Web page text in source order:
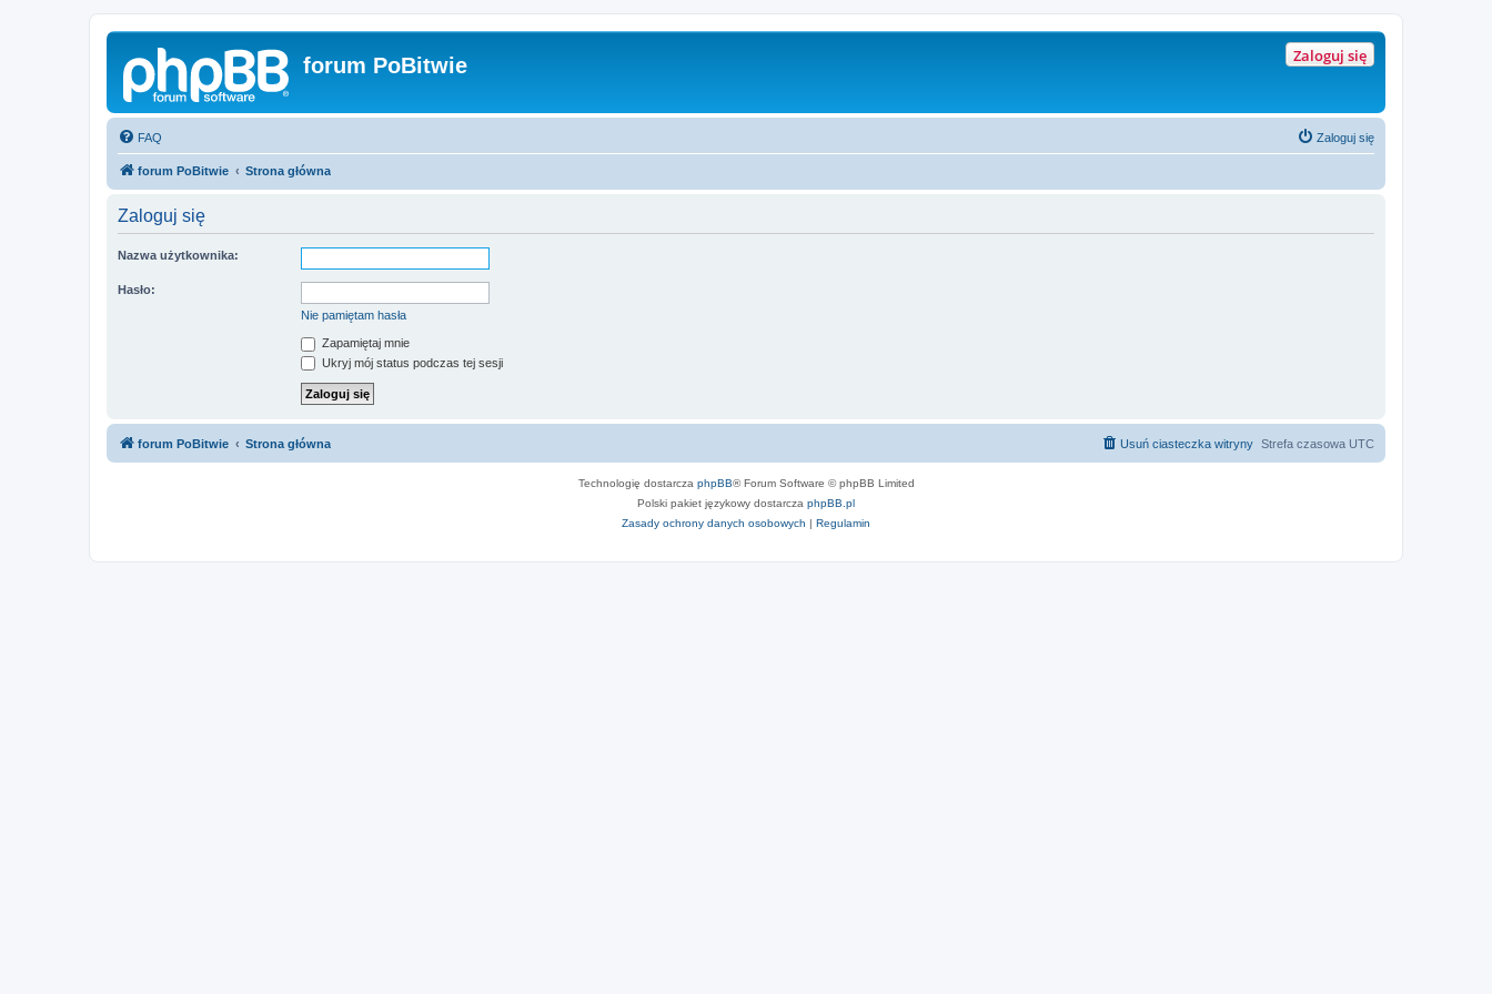
forum PoBitwie Zaloguj się
FAQ Zaloguj się
forum PoBitwie Strona główna
Zaloguj się
Nazwa użytkownika:
Hasło:
Nie pamiętam hasła
Zapamiętaj mnie
Ukryj mój status podczas tej sesji
forum PoBitwie Strona główna Strefa czasowa UTC
Usuń ciasteczka witryny
Technologię dostarcza phpBB® Forum Software © phpBB Limited
Polski pakiet językowy dostarcza phpBB.pl
Zasady ochrony danych osobowych | Regulamin